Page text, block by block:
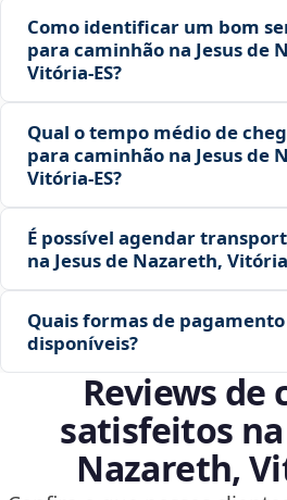
Como identificar um bom
para caminhão na Jesus de
Vitória‑ES?
Qual o tempo médio de
para caminhão na Jesus de
Vitória‑ES?
É possível agendar
na Jesus de Nazareth,
Quais formas de
disponíveis?
Reviews de
satisfeitos na
Nazareth,